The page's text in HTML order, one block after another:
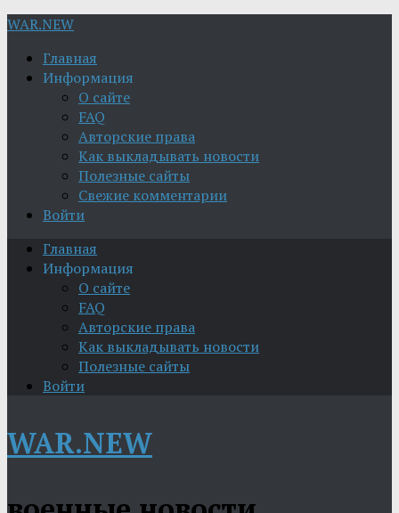
WAR.NEW
Главная
Информация
О сайте
FAQ
Авторские права
Как выкладывать новости
Полезные сайты
Свежие комментарии
Войти
Главная
Информация
О сайте
FAQ
Авторские права
Как выкладывать новости
Полезные сайты
Войти
WAR.NEW